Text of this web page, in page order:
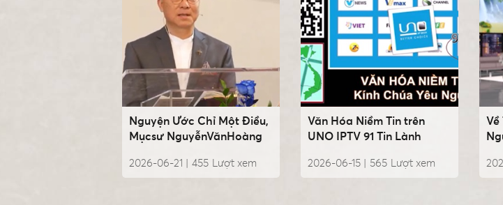
Nguyện Ước Chỉ Một Điều,
Mụcsư NguyễnVănHoàng
2026-06-21 | Lượt xem
455
Văn Hóa Niềm Tin trên
UNO IPTV 91 Tin Lành
2026-06-15 | Lượt xem
565
Về